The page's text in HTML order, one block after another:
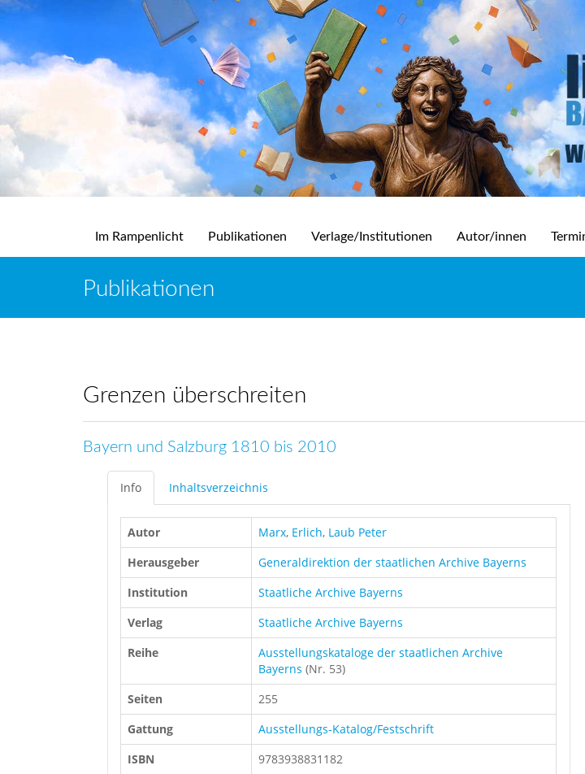
Im Rampenlicht Publikationen Verlage/Institutionen Autor/innen
Publikationen
Grenzen überschreiten
Bayern und Salzburg 1810 bis 2010
Info Inhaltsverzeichnis
Autor Marx, Erlich, Laub Peter
Herausgeber
Generaldirektion der staatlichen Archive Bayerns
Institution
Staatliche Archive Bayerns
Verlag
Staatliche Archive Bayerns
Reihe
Ausstellungskataloge der staatlichen Archive
Bayerns (Nr. 53)
Seiten
255
Gattung
Ausstellungs-Katalog/Festschrift
ISBN
9783938831182